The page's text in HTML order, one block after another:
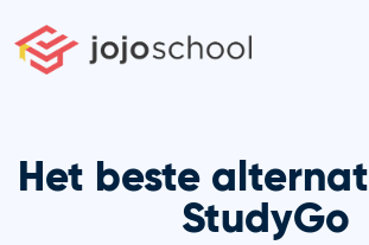
naar
Het beste
StudyGo